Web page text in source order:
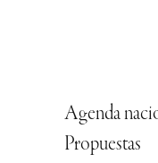
Agenda
Propuestas